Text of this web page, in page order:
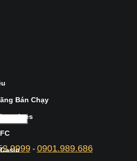
- 0901.989.686
Bán Chạy
Longines
FC
Casio